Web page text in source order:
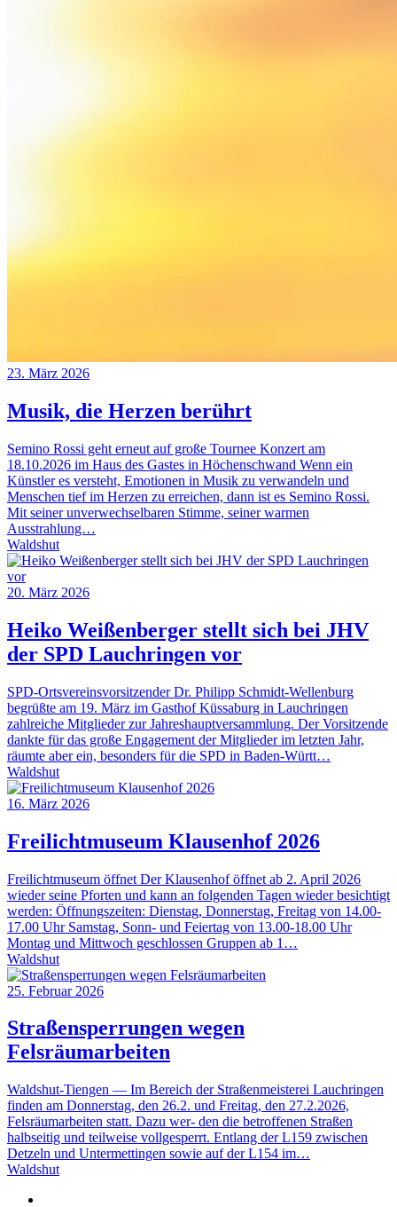
23. März 2026
Musik, die Herzen berührt
Semino Rossi geht erneut auf große Tournee Konzert am
18.10.2026 im Haus des Gastes in Höchenschwand Wenn ein
Künstler es versteht, Emotionen in Musik zu verwandeln und
Menschen tief im Herzen zu erreichen, dann ist es Semino Rossi.
Mit seiner unverwechselbaren Stimme, seiner warmen
Ausstrahlung…
Waldshut
20. März 2026
Heiko Weißenberger stellt sich bei JHV
der SPD Lauchringen vor
SPD-Ortsvereinsvorsitzender Dr. Philipp Schmidt-Wellenburg
begrüßte am 19. März im Gasthof Küssaburg in Lauchringen
zahlreiche Mitglieder zur Jahreshauptversammlung. Der Vorsitzende
dankte für das große Engagement der Mitglieder im letzten Jahr,
räumte aber ein, besonders für die SPD in Baden-Württ…
Waldshut
16. März 2026
Freilichtmuseum Klausenhof 2026
Freilichtmuseum öffnet Der Klausenhof öffnet ab 2. April 2026
wieder seine Pforten und kann an folgenden Tagen wieder besichtigt
werden: Öffnungszeiten: Dienstag, Donnerstag, Freitag von 14.00-
17.00 Uhr Samstag, Sonn- und Feiertag von 13.00-18.00 Uhr
Montag und Mittwoch geschlossen Gruppen ab 1…
Waldshut
25. Februar 2026
Straßensperrungen wegen
Felsräumarbeiten
Waldshut-Tiengen — Im Bereich der Straßenmeisterei Lauchringen
finden am Donnerstag, den 26.2. und Freitag, den 27.2.2026,
Felsräumarbeiten statt. Dazu wer- den die betroffenen Straßen
halbseitig und teilweise vollgesperrt. Entlang der L159 zwischen
Detzeln und Untermettingen sowie auf der L154 im…
Waldshut